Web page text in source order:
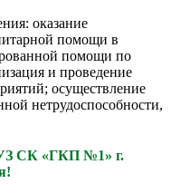
оказание
помощи в
помощи по
и проведение
осуществление
нетрудоспособности,
СК «ГКП №1» г.